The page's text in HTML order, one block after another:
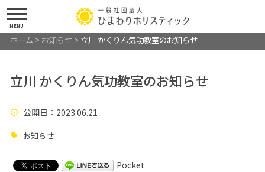
MENU
ホーム > お知らせ> 立川 かくりん気功教室のお知らせ
立川 かくりん気功教室のお知らせ
公開日 ：2023.06.21
お知らせ
Pocket